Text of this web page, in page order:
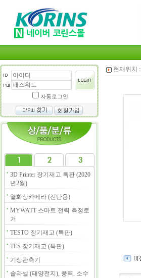
자동로그인
3D Printer 장기재고 특판 (2020
년2월)
열화상카메라 (진단용)
MYWATT 스마트 전력 측정로
거
TESTO 장기재고 (특판)
TES 장기재고 (특판)
기상관측기
솔라셀 (태양전지), 풍력, 소수
현재위치 :